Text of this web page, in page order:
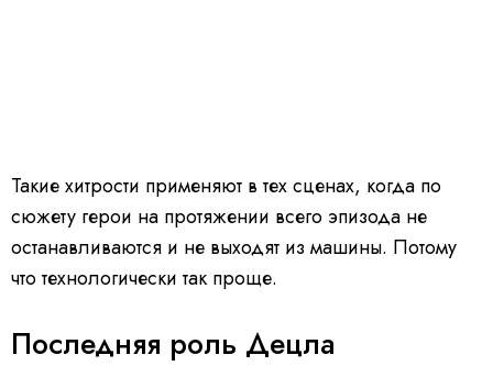
Такие хитрости применяют в тех сценах, когда по
сюжету герои на протяжении всего эпизода не
останавливаются и не выходят из машины. Потому
что технологически так проще.
Последняя роль Децла